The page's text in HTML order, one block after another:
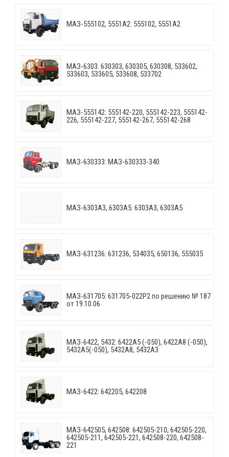
МАЗ-555102, 5551А2: 555102, 5551А2
МАЗ-6303: 630303, 630305, 630308, 533602,
533603, 533605, 533608, 533702
МАЗ-555142: 555142-220, 555142-223, 555142-
226, 555142-227, 555142-267, 555142-268
МАЗ-630333: МАЗ-630333-340
МАЗ-6303A3, 6303A5: 6303A3, 6303A5
МАЗ-631236: 631236, 534035, 650136, 555035
МАЗ-631705: 631705-022P2 по решению № 187
от 19.10.06
МАЗ-6422, 5432: 6422A5 (-050), 6422A8 (-050),
5432A5(-050), 5432A8, 5432A3
МАЗ-6422: 642205, 642208
МАЗ-642505, 642508: 642505-210, 642505-220,
642505-211, 642505-221, 642508-220, 642508-
221